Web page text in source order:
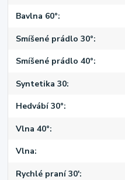
Bavlna 60°
Smíšené prádlo 30°
Smíšené prádlo 40°
Syntetika 30
Hedvábí 30°
Vlna 40°
Vlna
Rychlé praní 30'